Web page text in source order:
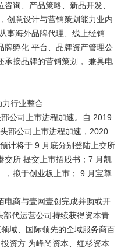
询、产品策略、新品开发、
创意设计与营销策划能力业内
事海外品牌代理、线上经销
牌孵化 平台、品牌资产管理公
承接品牌的营销策划， 兼具电
行业整合
公司上市进程加速。
自 2019
部公司上市进程加速，2020
计将于 9 月底分别登陆上交所
交所 提交上市招股书；7 月凯
，拟于创业板上市； 9 月宝尊
电商与壹网壹创完成并购或开
部代运营公司持续获得资本青
域、国际领先的全域服务商百
资方 为峰尚资本、红杉资本